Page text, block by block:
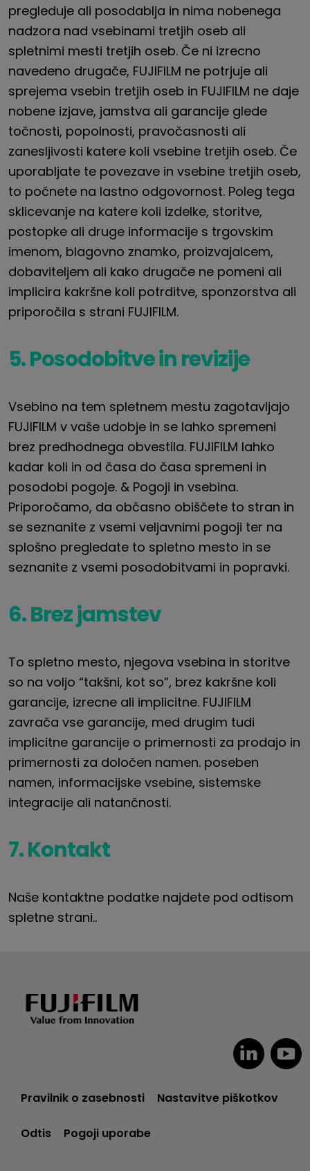
pregleduje ali posodablja in nima nobenega
nadzora nad vsebinami tretjih oseb ali
spletnimi mesti tretjih oseb. Če ni izrecno
navedeno drugače, FUJIFILM ne potrjuje ali
sprejema vsebin tretjih oseb in FUJIFILM ne daje
nobene izjave, jamstva ali garancije glede
točnosti, popolnosti, pravočasnosti ali
zanesljivosti katere koli vsebine tretjih oseb. Če
uporabljate te povezave in vsebine tretjih oseb,
to počnete na lastno odgovornost. Poleg tega
sklicevanje na katere koli izdelke, storitve,
postopke ali druge informacije s trgovskim
imenom, blagovno znamko, proizvajalcem,
dobaviteljem ali kako drugače ne pomeni ali
implicira kakršne koli potrditve, sponzorstva ali
priporočila s strani FUJIFILM.
5. Posodobitve in revizije
Vsebino na tem spletnem mestu zagotavljajo
FUJIFILM v vaše udobje in se lahko spremeni
brez predhodnega obvestila. FUJIFILM lahko
kadar koli in od časa do časa spremeni in
posodobi pogoje. & Pogoji in vsebina.
Priporočamo, da občasno obiščete to stran in
se seznanite z vsemi veljavnimi pogoji ter na
splošno pregledate to spletno mesto in se
seznanite z vsemi posodobitvami in popravki.
6. Brez jamstev
To spletno mesto, njegova vsebina in storitve
so na voljo “takšni, kot so”, brez kakršne koli
garancije, izrecne ali implicitne. FUJIFILM
zavrača vse garancije, med drugim tudi
implicitne garancije o primernosti za prodajo in
primernosti za določen namen. poseben
namen, informacijske vsebine, sistemske
integracije ali natančnosti.
7. Kontakt
Naše kontaktne podatke najdete pod odtisom
spletne strani..
Pravilnik o zasebnosti Nastavitve piškotkov
Odtis Pogoji uporabe